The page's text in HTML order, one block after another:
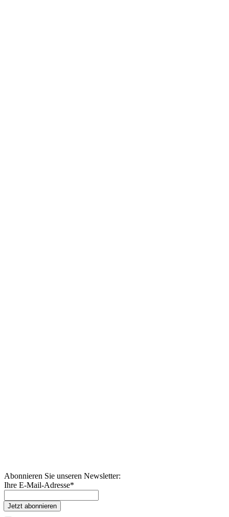
Abonnieren Sie unseren Newsletter:
Ihre E-Mail-Adresse*
Jetzt abonnieren